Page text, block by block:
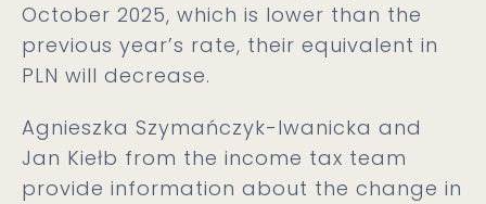
October 2025, which is lower than the
previous year’s rate, their equivalent in
PLN will decrease.
Agnieszka Szymańczyk-Iwanicka and
Jan Kiełb from the income tax team
provide information about the change in